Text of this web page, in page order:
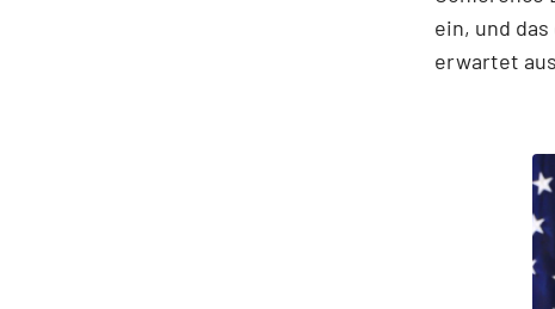
ein, und
erwartet